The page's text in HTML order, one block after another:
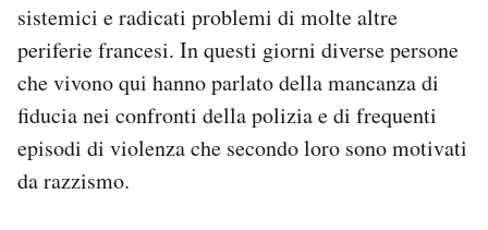
sistemici e radicati problemi di molte altre
periferie francesi. In questi giorni diverse persone
che vivono qui hanno parlato della mancanza di
fiducia nei confronti della polizia e di frequenti
episodi di violenza che secondo loro sono motivati
da razzismo.